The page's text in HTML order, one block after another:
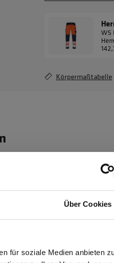
Über Cookies
für soziale Medien anbieten
WS
Körpermaßtabelle
Wege-Stretch
netto ausgewiesen.